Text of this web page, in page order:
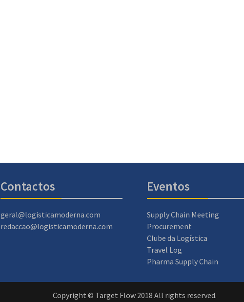
Contactos
geral@logisticamoderna.com
redaccao@logisticamoderna.com
Eventos
Supply Chain Meeting
Procurement
Clube da Logística
Travel Log
Pharma Supply Chain
Copyright © Target Flow 2018 All rights reserved.